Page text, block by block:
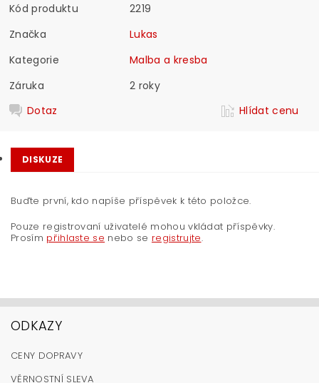
Kód produktu
2219
Značka
Lukas
Kategorie
Malba a kresba
Záruka
2 roky
Dotaz
Hlídat cenu
DISKUZE
Buďte první, kdo napíše příspěvek k této položce.
Pouze registrovaní uživatelé mohou vkládat příspěvky.
Prosím přihlaste se nebo se registrujte.
ODKAZY
CENY DOPRAVY
VĚRNOSTNÍ SLEVA